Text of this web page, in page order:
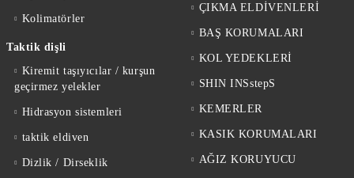
Kolimatörler
Taktik dişli
Kiremit taşıyıcılar / kurşun
geçirmez yelekler
Hidrasyon sistemleri
taktik eldiven
Dizlik / Dirseklik
ÇIKMA ELDİVENLERİ
BAŞ KORUMALARI
KOL YEDEKLERİ
SHIN INSstepS
KEMERLER
KASIK KORUMALARI
AĞIZ KORUYUCU